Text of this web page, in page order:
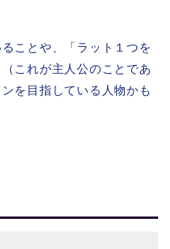
ことや、「ラット１つを
これが主人公のことであ
を目指している人物かも